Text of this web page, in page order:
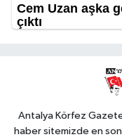
Antalya Körfez
haber sitemizde en